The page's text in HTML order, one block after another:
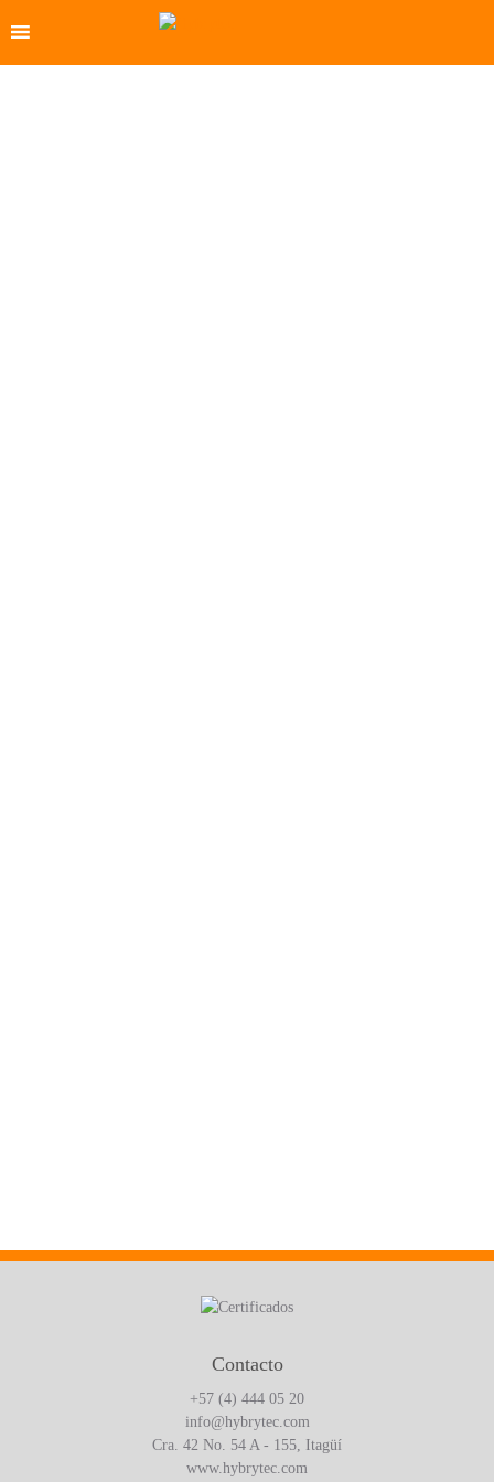
Contacto
+57 (4) 444 05 20
info@hybrytec.com
Cra. 42 No. 54 A - 155, Itagüí
www.hybrytec.com